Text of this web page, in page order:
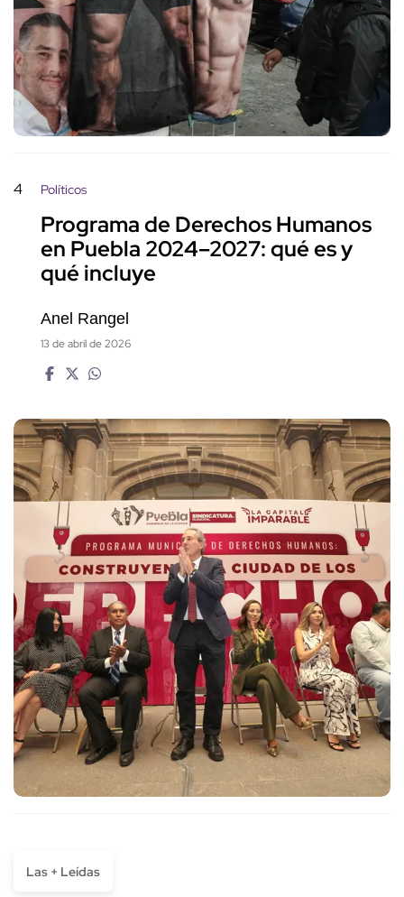
4 Políticos
Programa de Derechos Humanos
en Puebla 2024–2027: qué es y
qué incluye
Anel Rangel
13 de abril de 2026
Las + Leídas